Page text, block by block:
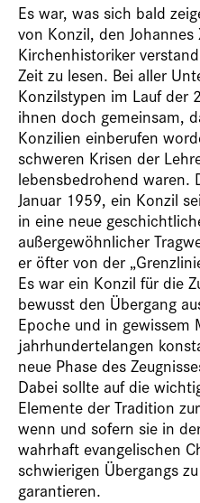
Es war, was sich bald
von Konzil, den
Kirchenhistoriker
Zeit zu lesen. Bei aller
Konzilstypen im Lauf der
ihnen doch gemeinsam,
Konzilien einberufen
schweren Krisen der
lebensbedrohend waren.
Januar 1959, ein Konzil
in eine neue
außergewöhnlicher
er öfter von der
Es war ein Konzil für die
bewusst den Übergang
Epoche und in gewissem
jahrhundertelangen
neue Phase des
Dabei sollte auf die
Elemente der Tradition
wenn und sofern sie in
wahrhaft evangelischen
schwierigen Übergangs
garantieren.